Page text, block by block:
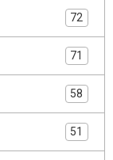
72
71
58
51